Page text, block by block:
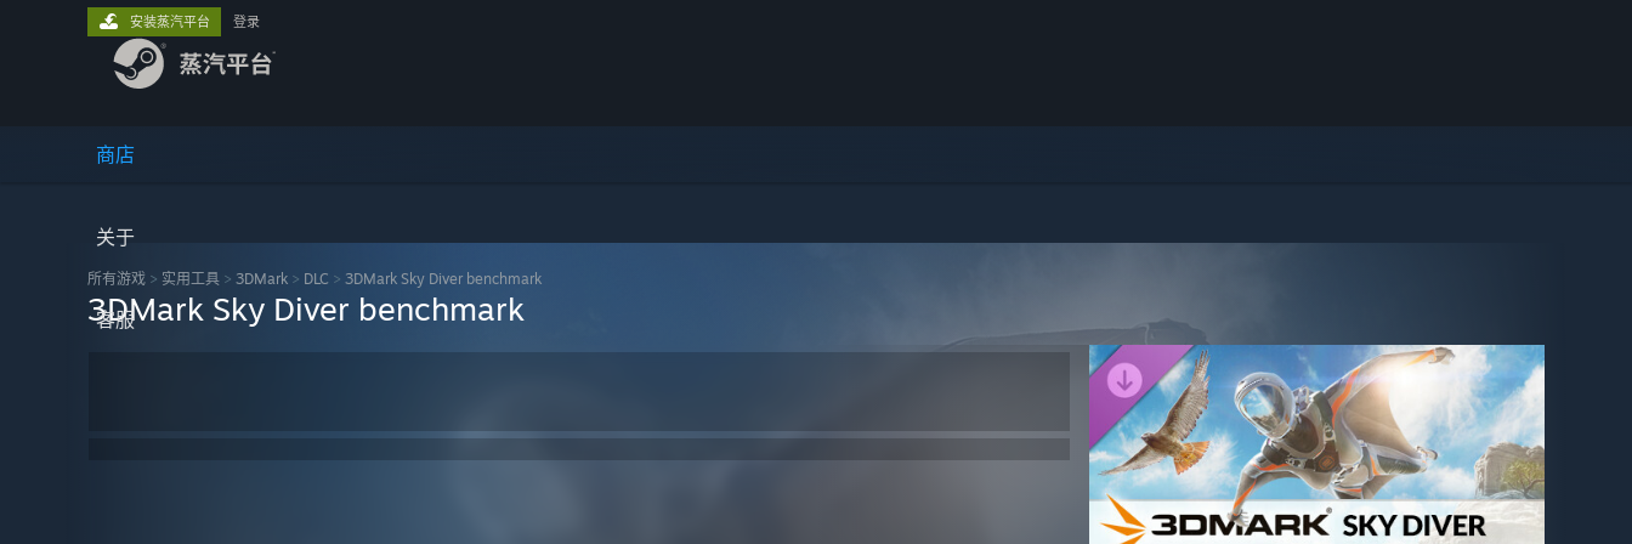
商店
关于
客服
安装蒸汽平台 登录
所有游戏 > 实用工具 > 3DMark > DLC > 3DMark Sky Diver benchmark
3DMark Sky Diver benchmark